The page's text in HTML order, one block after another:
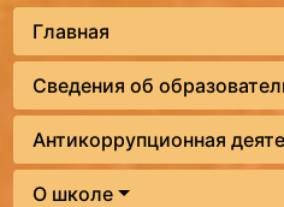
Главная
Сведения об
Антикоррупционная
О школе